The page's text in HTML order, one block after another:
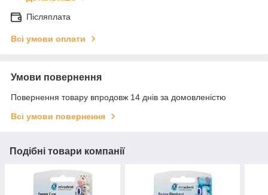
Післяплата
Всі умови оплати
Умови повернення
Повернення товару впродовж 14 днів за домовленістю
Всі умови повернення
Подібні товари компанії